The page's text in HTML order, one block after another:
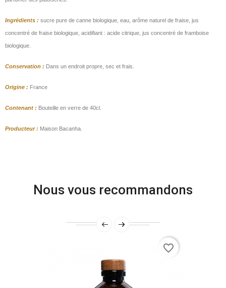
Ingrédients : sucre pure de canne biologique, eau, arôme naturel de fraise, jus
concentré de fraise biologique, acidifiant : acide citrique, jus concentré de framboise
biologique.
Conservation : Dans un endroit propre, sec et frais.
Origine : France
Contenant : Bouteille en verre de 40cl.
Producteur : Maison Bacanha.
Nous vous recommandons
favorite_border